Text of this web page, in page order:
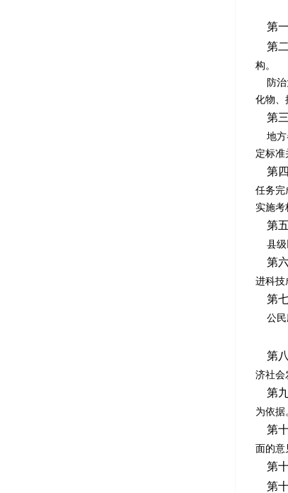
第
第
构。
防治
化物、
第
地方
定标准
第
任务完
实施考
第
县级
第
进科技
第
公民
第
济社会
第
为依据
第
面的意
第
第